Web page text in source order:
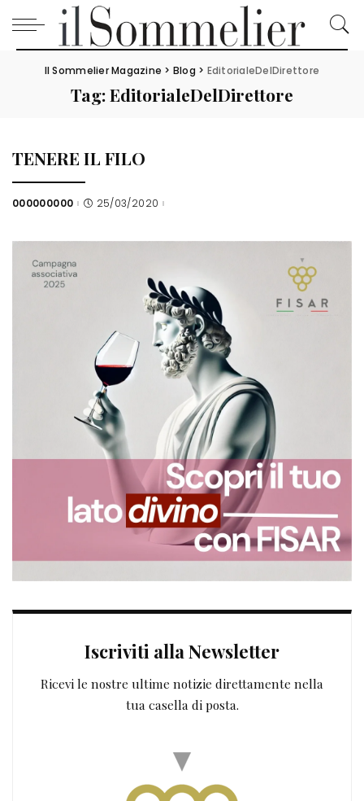
Il Sommelier Magazine > Blog > EditorialeDelDirettore
Tag:EditorialeDelDirettore
TENERE IL FILO
Posted
000000000 25/03/2020
Iscriviti alla Newsletter
Ricevi le nostre ultime notizie direttamente nella
tua casella di posta.